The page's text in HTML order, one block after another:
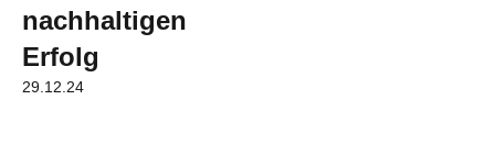
nachhaltigen
Erfolg
29.12.24